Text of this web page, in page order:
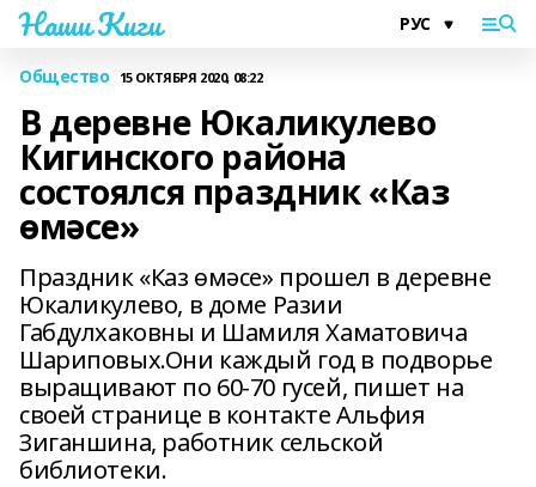
Наши Киги
Общество 15 ОКТЯБРЯ 2020, 08:22
В деревне Юкаликулево
Кигинского района
состоялся праздник «Каз
өмәсе»
Праздник «Каз өмәсе» прошел в деревне
Юкаликулево, в доме Разии
Габдулхаковны и Шамиля Хаматовича
Шариповых.Они каждый год в подворье
выращивают по 60-70 гусей, пишет на
своей странице в контакте Альфия
Зиганшина, работник сельской
библиотеки.